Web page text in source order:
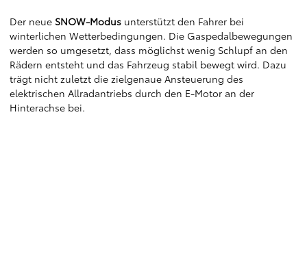
Der neue SNOW-Modus unterstützt den Fahrer bei
winterlichen Wetterbedingungen. Die Gaspedalbewegungen
werden so umgesetzt, dass möglichst wenig Schlupf an den
Rädern entsteht und das Fahrzeug stabil bewegt wird. Dazu
trägt nicht zuletzt die zielgenaue Ansteuerung des
elektrischen Allradantriebs durch den E-Motor an der
Hinterachse bei.